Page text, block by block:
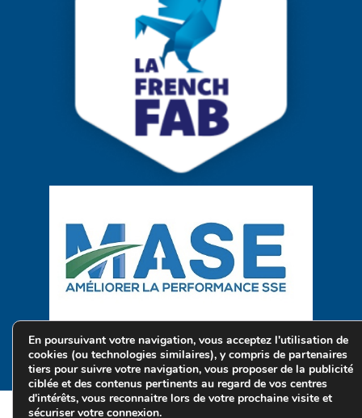
Une création Quatrys 🩵
En poursuivant votre navigation, vous acceptez l'utilisation de
cookies (ou technologies similaires), y compris de partenaires
tiers pour suivre votre navigation, vous proposer de la publicité
ciblée et des contenus pertinents au regard de vos centres
d'intérêts, vous reconnaitre lors de votre prochaine visite et
sécuriser votre connexion.